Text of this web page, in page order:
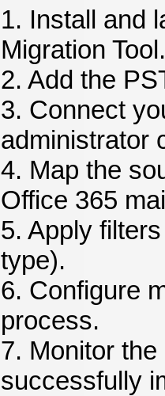
1. Install and
Migration Tool.
2. Add the
3. Connect
administrator
4. Map the
Office 365
5. Apply
type).
6. Configure
process.
7. Monitor
successfully